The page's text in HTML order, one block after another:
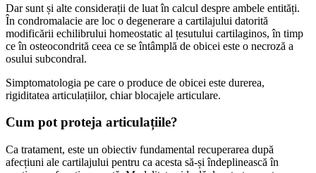
Dar sunt și alte considerații de luat în calcul despre ambele entități.
În condromalacie are loc o degenerare a cartilajului datorită
modificării echilibrului homeostatic al țesutului cartilaginos, în timp
ce în osteocondrită ceea ce se întâmplă de obicei este o necroză a
osului subcondral.
Simptomatologia pe care o produce de obicei este durerea,
rigiditatea articulațiilor, chiar blocajele articulare.
Cum pot proteja articulațiile?
Ca tratament, este un obiectiv fundamental recuperarea după
afecțiuni ale cartilajului pentru ca acesta să-și îndeplinească în